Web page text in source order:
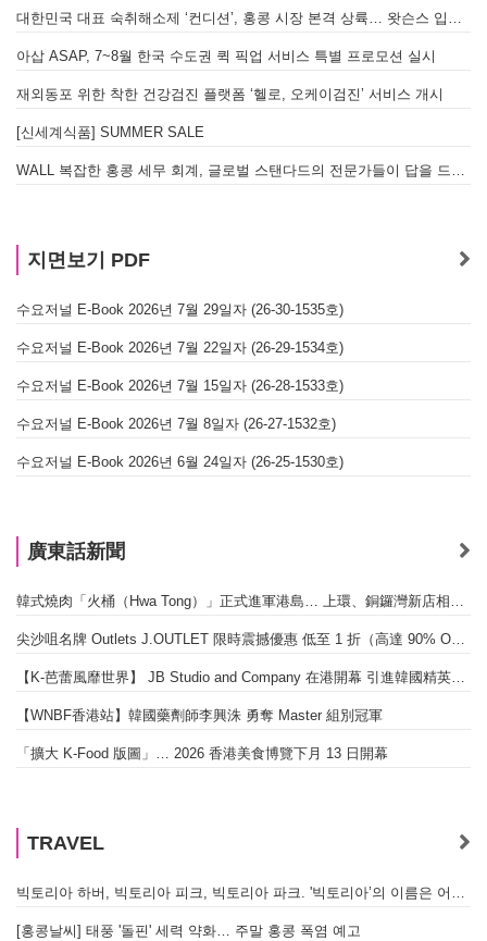
대한민국 대표 숙취해소제 ‘컨디션’, 홍콩 시장 본격 상륙… 왓슨스 입점 기념 할인 행사 진행
아삽 ASAP, 7~8월 한국 수도권 퀵 픽업 서비스 특별 프로모션 실시
재외동포 위한 착한 건강검진 플랫폼 ‘헬로, 오케이검진’ 서비스 개시
[신세계식품] SUMMER SALE
WALL 복잡한 홍콩 세무 회계, 글로벌 스탠다드의 전문가들이 답을 드립니다! - 법인설립, 회계, 감사
지면보기 PDF
수요저널 E-Book 2026년 7월 29일자 (26-30-1535호)
수요저널 E-Book 2026년 7월 22일자 (26-29-1534호)
수요저널 E-Book 2026년 7월 15일자 (26-28-1533호)
수요저널 E-Book 2026년 7월 8일자 (26-27-1532호)
수요저널 E-Book 2026년 6월 24일자 (26-25-1530호)
廣東話新聞
韓式燒肉「火桶（Hwa Tong）」正式進軍港島… 上環、銅鑼灣新店相繼開幕
尖沙咀名牌 Outlets J.OUTLET 限時震撼優惠 低至 1 折（高達 90% OFF）
【K-芭蕾風靡世界】 JB Studio and Company 在港開幕 引進韓國精英芭蕾教育系統
【WNBF香港站】韓國藥劑師李興洙 勇奪 Master 組別冠軍
「擴大 K-Food 版圖」… 2026 香港美食博覽下月 13 日開幕
TRAVEL
빅토리아 하버, 빅토리아 피크, 빅토리아 파크. '빅토리아’의 이름은 어떻게 온 걸까? - [이승권 원장의 생활칼럼]
[홍콩날씨] 태풍 '돌핀' 세력 약화… 주말 홍콩 폭염 예고